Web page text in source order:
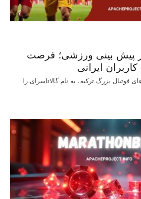
پیش‌ بینی ورزشی؛ فرصت‌
ایرانی
فوتبال بزرگ ترکیه، به نام گالاتاسرای را